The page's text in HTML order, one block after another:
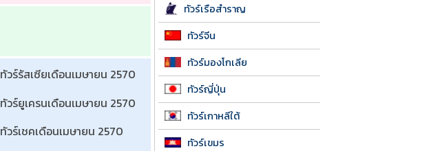
ทัวร์รัสเซียเดือนเมษายน 2570
ทัวร์ยูเครนเดือนเมษายน 2570
ทัวร์เชคเดือนเมษายน 2570
ทัวร์เรือสำราญ
ทัวร์จีน
ทัวร์มองโกเลีย
ทัวร์ญี่ปุ่น
ทัวร์เกาหลีใต้
ทัวร์เขมร